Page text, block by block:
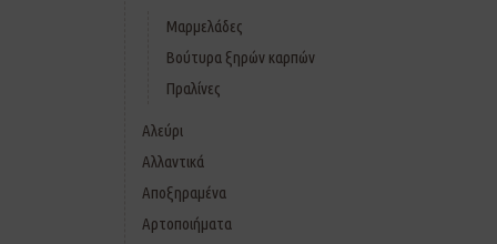
Μαρμελάδες
Βούτυρα ξηρών καρπών
Πραλίνες
Αλεύρι
Αλλαντικά
Αποξηραμένα
Αρτοποιήματα